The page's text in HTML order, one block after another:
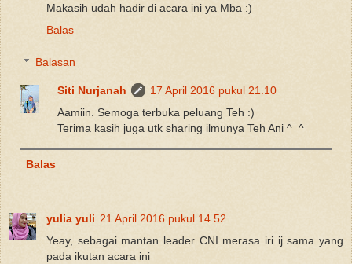
Makasih udah hadir di acara ini ya Mba :)
Balas
Balasan
Siti Nurjanah
17 April 2016 pukul 21.10
Aamiin. Semoga terbuka peluang Teh :)
Terima kasih juga utk sharing ilmunya Teh Ani ^_^
Balas
yulia yuli 21 April 2016 pukul 14.52
Yeay, sebagai mantan leader CNI merasa iri ij sama yang
pada ikutan acara ini